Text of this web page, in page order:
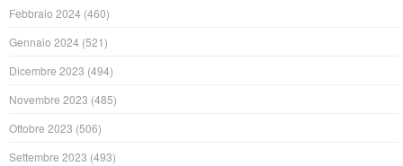
Febbraio 2024 (460)
Gennaio 2024 (521)
Dicembre 2023 (494)
Novembre 2023 (485)
Ottobre 2023 (506)
Settembre 2023 (493)